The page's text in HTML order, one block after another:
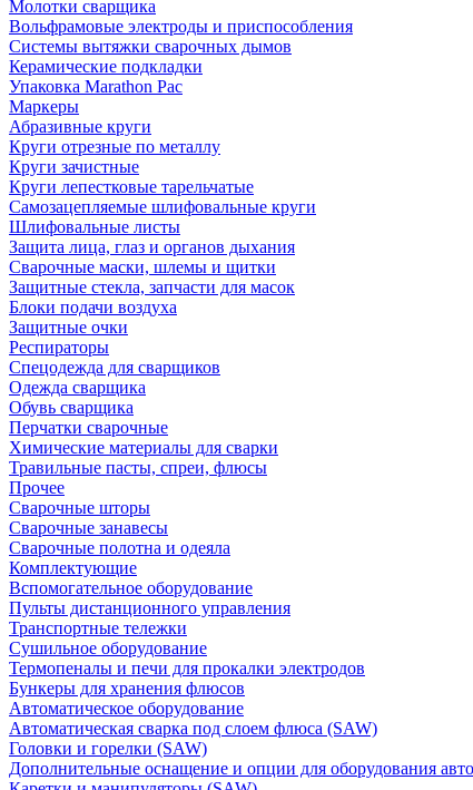
Молотки сварщика
Вольфрамовые электроды и приспособления
Системы вытяжки сварочных дымов
Керамические подкладки
Упаковка Marathon Pac
Маркеры
Абразивные круги
Круги отрезные по металлу
Круги зачистные
Круги лепестковые тарельчатые
Самозацепляемые шлифовальные круги
Шлифовальные листы
Защита лица, глаз и органов дыхания
Сварочные маски, шлемы и щитки
Защитные стекла, запчасти для масок
Блоки подачи воздуха
Защитные очки
Респираторы
Спецодежда для сварщиков
Одежда сварщика
Обувь сварщика
Перчатки сварочные
Химические материалы для сварки
Травильные пасты, спреи, флюсы
Прочее
Сварочные шторы
Сварочные занавесы
Сварочные полотна и одеяла
Комплектующие
Вспомогательное оборудование
Пульты дистанционного управления
Транспортные тележки
Сушильное оборудование
Термопеналы и печи для прокалки электродов
Бункеры для хранения флюсов
Автоматическое оборудование
Автоматическая сварка под слоем флюса (SAW)
Головки и горелки (SAW)
Дополнительные оснащение и опции для оборудования